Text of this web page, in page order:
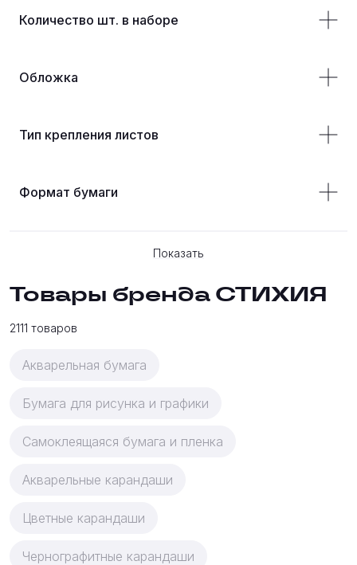
Количество шт. в наборе
Обложка
Тип крепления листов
Формат бумаги
Показать
Товары бренда СТИХИЯ
2111 товаров
Акварельная бумага
Бумага для рисунка и графики
Самоклеящаяся бумага и пленка
Акварельные карандаши
Цветные карандаши
Чернографитные карандаши